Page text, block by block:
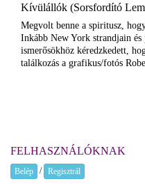
Kívülállók (Sorsfordító
Megvolt benne a spiritusz,
Inkább New York strandjain és
ismerősökhöz kéredzkedett,
találkozás a grafikus/fotós
FELHASZNÁLÓKNAK
Belép / Regisztrál